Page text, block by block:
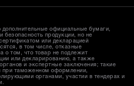
официальные бумаги,
безопасность продукции, но не
или декларацией
в том числе, отказные
о том, что товар не подлежит
или декларированию, а также
и экспертные заключения; такие
при таможенном оформлении,
органами, участии в тендерах и